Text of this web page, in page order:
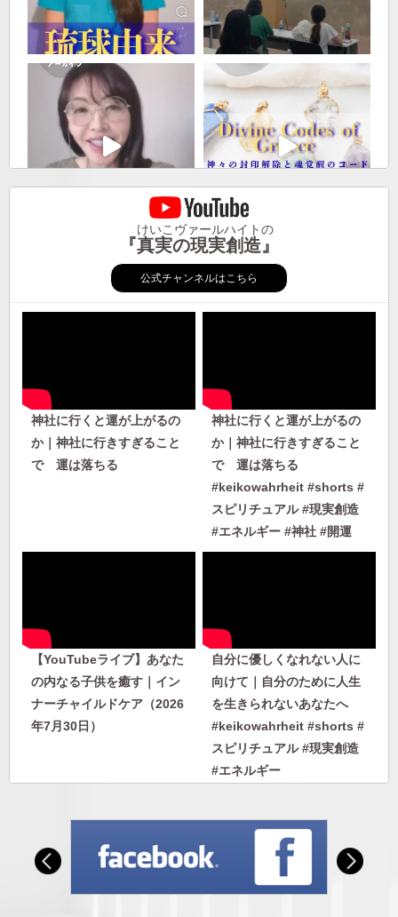
けいこヴァールハイトの
『真実の現実創造』
公式チャンネルはこちら
神社に行くと運が上がるの
か｜神社に行きすぎること
で 運は落ちる
神社に行くと運が上がるの
か｜神社に行きすぎること
で 運は落ちる
#keikowahrheit #shorts #
スピリチュアル #現実創造
#エネルギー #神社 #開運
【YouTubeライブ】あなた
の内なる子供を癒す｜イン
ナーチャイルドケア（2026
年7月30日）
自分に優しくなれない人に
向けて｜自分のために人生
を生きられないあなたへ
#keikowahrheit #shorts #
スピリチュアル #現実創造
#エネルギー
自分に優しくなれない人に
人から否定されないエネル